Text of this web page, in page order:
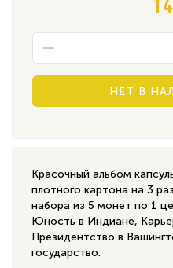
НЕТ В
Красочный альбом
плотного картона на 3
набора из 5 монет по 1
Юность в Индиане,
Президентство в
государство.